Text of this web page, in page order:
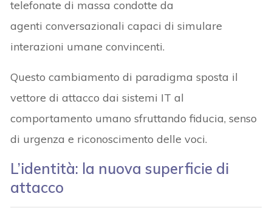
telefonate di massa condotte da
agenti conversazionali capaci di simulare
interazioni umane convincenti.
Questo cambiamento di paradigma sposta il
vettore di attacco dai sistemi IT al
comportamento umano sfruttando fiducia, senso
di urgenza e riconoscimento delle voci.
L’identità: la nuova superficie di
attacco